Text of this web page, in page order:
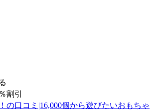
割引
の口コミ|16,000個から遊びたいおもちゃ